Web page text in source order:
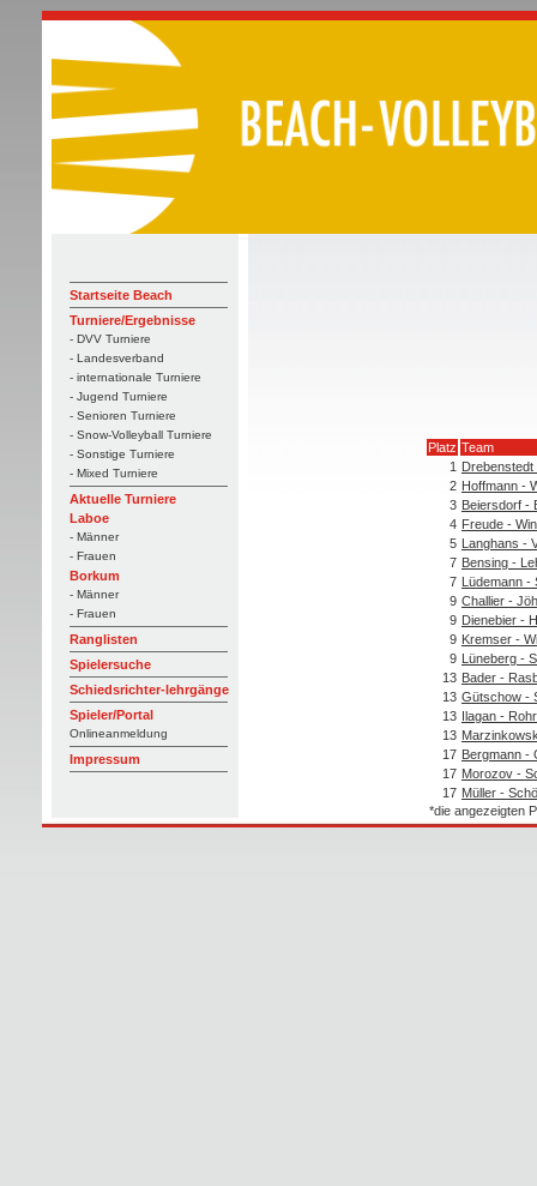
Startseite Beach
Turniere/Ergebnisse
- DVV Turniere
- Landesverband
- internationale Turniere
- Jugend Turniere
- Senioren Turniere
- Snow-Volleyball Turniere
- Sonstige Turniere
- Mixed Turniere
Aktuelle Turniere
Laboe
- Männer
- Frauen
Borkum
- Männer
- Frauen
Ranglisten
Spielersuche
Schiedsrichter-lehrgänge
Spieler/Portal
Onlineanmeldung
Impressum
Platz Team
1 Drebenstedt
2 Hoffmann -
3 Beiersdorf -
4 Freude -
5 Langhans -
7 Bensing -
7 Lüdemann -
9 Challier -
9 Dienebier -
9 Kremser -
9 Lüneberg -
13 Bader -
13 Gütschow -
13 Ilagan -
13
17 Bergmann -
17 Morozov -
17 Müller -
*die angezeigten